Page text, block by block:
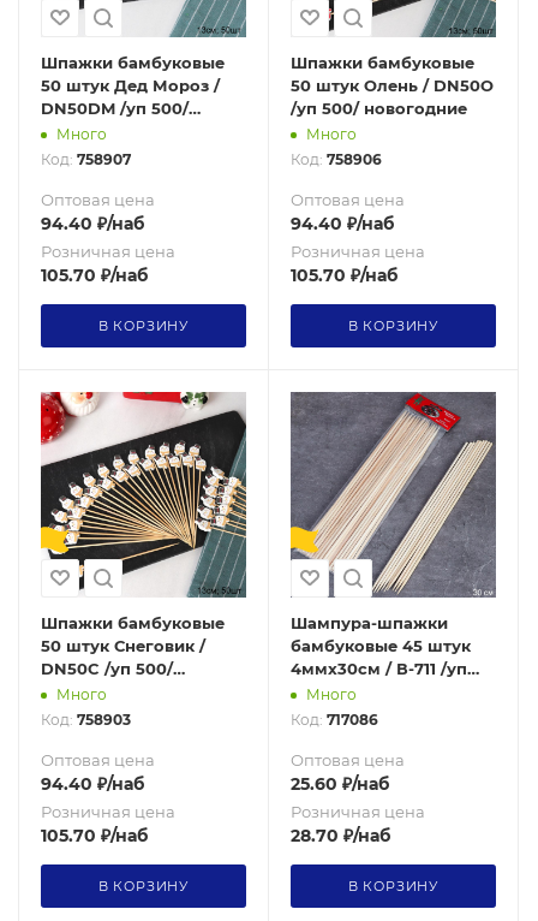
Шпажки бамбуковые
50 штук Дед Мороз /
DN50DM /уп 500/
новогодние
Много
Код: 758907
Оптовая цена
94.40 ₽/наб
Розничная цена
105.70 ₽/наб
В КОРЗИНУ
Шпажки бамбуковые
50 штук Олень / DN50O
/уп 500/ новогодние
Много
Код: 758906
Оптовая цена
94.40 ₽/наб
Розничная цена
105.70 ₽/наб
В КОРЗИНУ
Шпажки бамбуковые
50 штук Снеговик /
DN50C /уп 500/
новогодние
Много
Код: 758903
Оптовая цена
94.40 ₽/наб
Розничная цена
105.70 ₽/наб
В КОРЗИНУ
Шампура-шпажки
бамбуковые 45 штук
4ммх30см / В-711 /уп
200/Много
Код: 717086
Оптовая цена
25.60 ₽/наб
Розничная цена
28.70 ₽/наб
В КОРЗИНУ